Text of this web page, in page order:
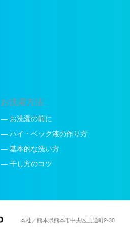
お洗濯方法
— お洗濯の前に
— ハイ・ベック液の作り方
— 基本的な洗い方
— 干し方のコツ
本社／熊本県熊本市中央区上通町2-30